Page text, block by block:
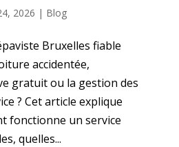
2026 | Blog
Bruxelles fiable
accidentée,
gratuit ou la gestion des
? Cet article explique
fonctionne un service
quelles...